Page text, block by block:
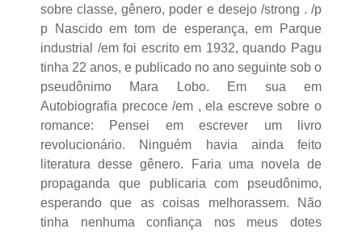
sobre classe, gênero, poder e desejo /strong . /p
p Nascido em tom de esperança, em Parque
industrial /em foi escrito em 1932, quando Pagu
tinha 22 anos, e publicado no ano seguinte sob o
pseudônimo Mara Lobo. Em sua em
Autobiografia precoce /em , ela escreve sobre o
romance: Pensei em escrever um livro
revolucionário. Ninguém havia ainda feito
literatura desse gênero. Faria uma novela de
propaganda que publicaria com pseudônimo,
esperando que as coisas melhorassem. Não
tinha nenhuma confiança nos meus dotes